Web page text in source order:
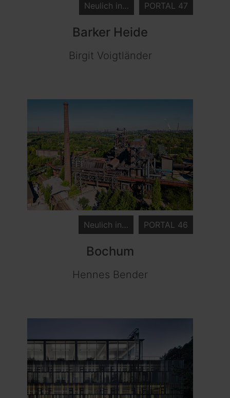
PORTAL 47
Neulich in…
Barker Heide
Birgit Voigtländer
PORTAL 46
Neulich in…
Bochum
Hennes Bender